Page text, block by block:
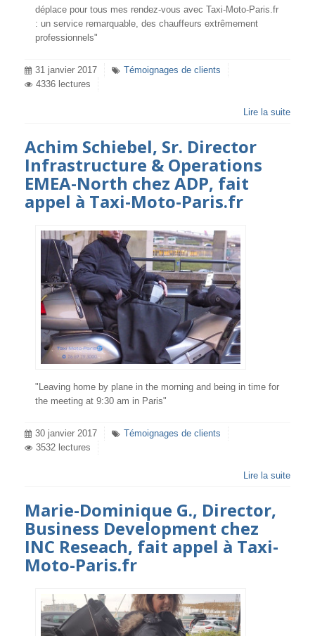
déplace pour tous mes rendez-vous avec Taxi-Moto-Paris.fr
: un service remarquable, des chauffeurs extrêmement
professionnels"
31 janvier 2017
Témoignages de clients
4336 lectures
Lire la suite
Achim Schiebel, Sr. Director
Infrastructure & Operations
EMEA-North chez ADP, fait
appel à Taxi-Moto-Paris.fr
"Leaving home by plane in the morning and being in time for
the meeting at 9:30 am in Paris"
30 janvier 2017
Témoignages de clients
3532 lectures
Lire la suite
Marie-Dominique G., Director,
Business Development chez
INC Reseach, fait appel à Taxi-
Moto-Paris.fr